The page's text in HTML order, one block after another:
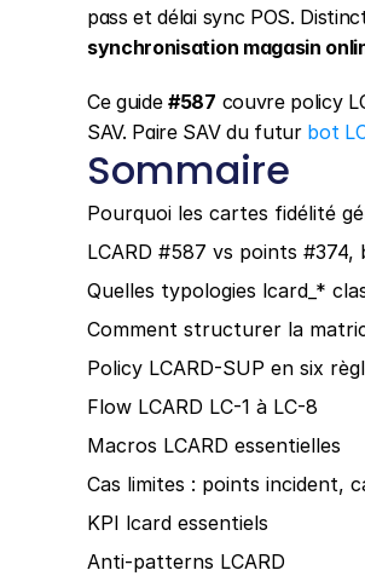
pass et délai sync POS.
synchronisation magasin
Ce guide #587 couvre policy
SAV. Paire SAV du futur bot
Sommaire
Pourquoi les cartes fidélité
LCARD #587 vs points
Quelles typologies lcard_*
Comment structurer la
Policy LCARD-SUP en six
Flow LCARD LC-1 à LC-8
Macros LCARD essentielles
Cas limites : points incident,
KPI lcard essentiels
Anti-patterns LCARD